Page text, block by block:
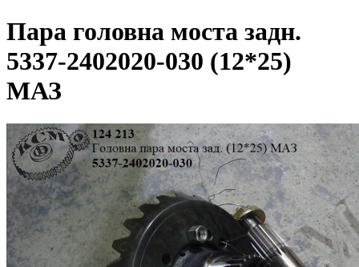
Пара головна моста задн.
5337-2402020-030 (12*25)
МАЗ